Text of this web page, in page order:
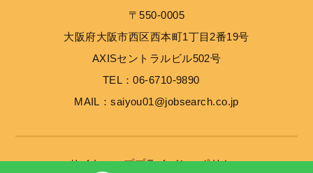
管理し、次のいずれかに該当する場合を除き、個人情
報を第三者に開示いたしません。 お客さまの同意が
ある場合 お客さまが希望されるサービスを行なうた
〒550-0005
大阪府大阪市西区西本町1丁目2番19号
AXISセントラルビル502号
TEL：06-6710-9890
MAIL：saiyou01@jobsearch.co.jp
サイトマッププライバシーポリシー